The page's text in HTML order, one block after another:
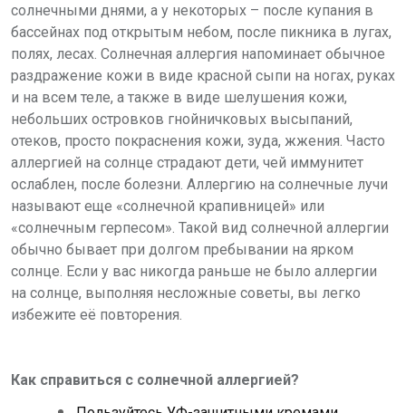
солнечными днями, а у некоторых – после купания в
бассейнах под открытым небом, после пикника в лугах,
полях, лесах. Солнечная аллергия напоминает обычное
раздражение кожи в виде красной сыпи на ногах, руках
и на всем теле, а также в виде шелушения кожи,
небольших островков гнойничковых высыпаний,
отеков, просто покраснения кожи, зуда, жжения. Часто
аллергией на солнце страдают дети, чей иммунитет
ослаблен, после болезни. Аллергию на солнечные лучи
называют еще «солнечной крапивницей» или
«солнечным герпесом». Такой вид солнечной аллергии
обычно бывает при долгом пребывании на ярком
солнце. Если у вас никогда раньше не было аллергии
на солнце, выполняя несложные советы, вы легко
избежите её повторения.
Как справиться с солнечной аллергией?